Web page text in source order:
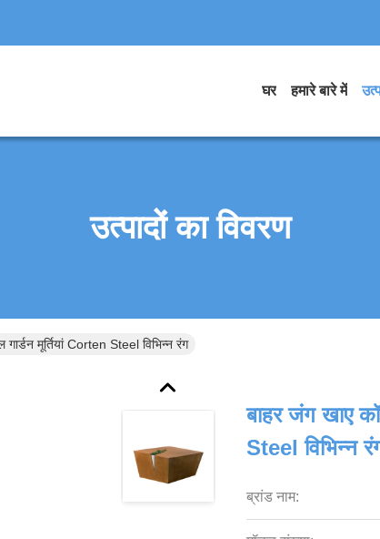
घर हमारे बारे में
उत्पादों का विवरण
मूर्तियां Corten Steel विभिन्न रंग
बाहर जंग खाए
Steel विभिन्न
ब्रांड नाम: